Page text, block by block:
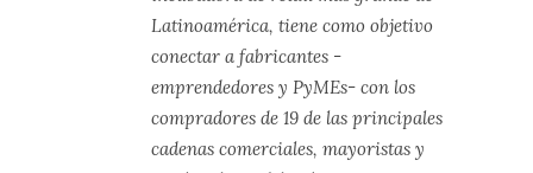
Latinoamérica, tiene como objetivo
conectar a fabricantes -
emprendedores y PyMEs- con los
compradores de 19 de las principales
cadenas comerciales, mayoristas y